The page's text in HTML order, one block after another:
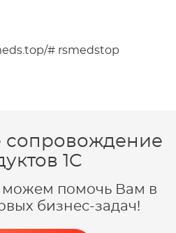
# rsmedstop
сопровождение
1C
можем помочь Вам в
бизнес-задач!